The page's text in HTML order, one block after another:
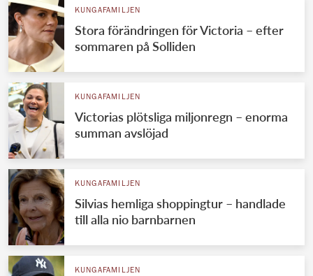
KUNGAFAMILJEN
Stora förändringen för Victoria – efter
sommaren på Solliden
KUNGAFAMILJEN
Victorias plötsliga miljonregn – enorma
summan avslöjad
KUNGAFAMILJEN
Silvias hemliga shoppingtur – handlade
till alla nio barnbarnen
KUNGAFAMILJEN